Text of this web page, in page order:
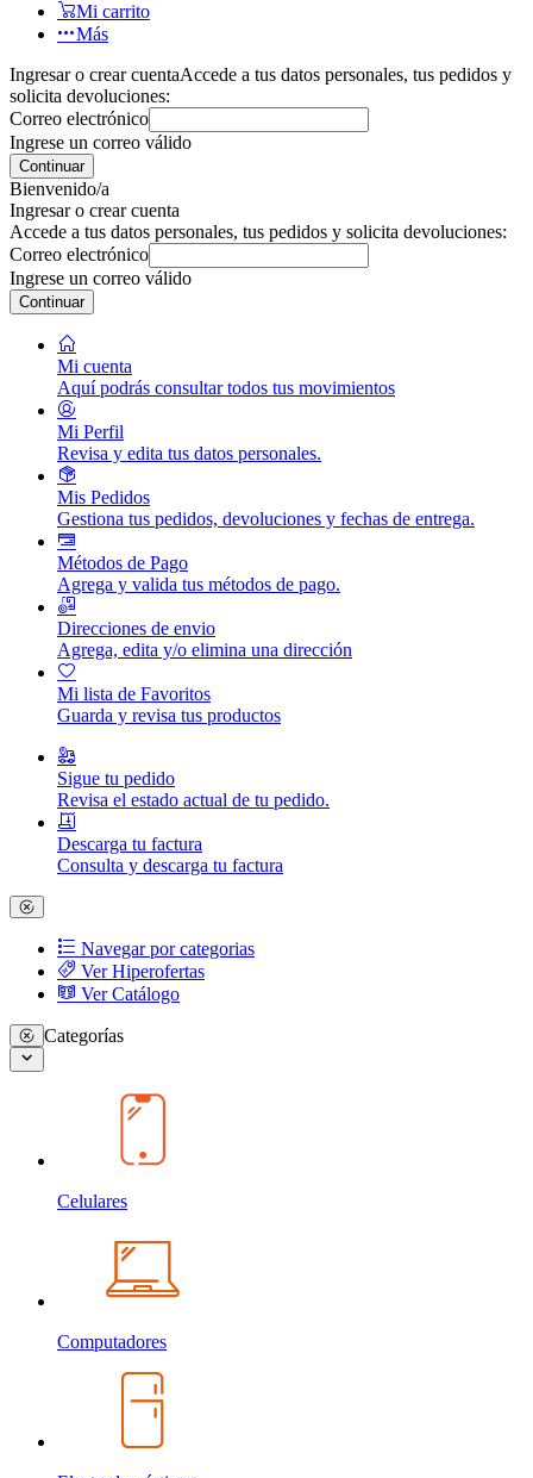
Mi carrito
Más
Ingresar o crear cuentaAccede a tus datos personales, tus pedidos y
solicita devoluciones:
Correo electrónico
Ingrese un correo válido
Continuar
Bienvenido/a
Ingresar o crear cuenta
Accede a tus datos personales, tus pedidos y solicita devoluciones:
Correo electrónico
Ingrese un correo válido
Continuar
Mi cuenta
Aquí podrás consultar todos tus movimientos
Mi Perfil
Revisa y edita tus datos personales.
Mis Pedidos
Gestiona tus pedidos, devoluciones y fechas de entrega.
Métodos de Pago
Agrega y valida tus métodos de pago.
Direcciones de envio
Agrega, edita y/o elimina una dirección
Mi lista de Favoritos
Guarda y revisa tus productos
Sigue tu pedido
Revisa el estado actual de tu pedido.
Descarga tu factura
Consulta y descarga tu factura
Navegar por categorias
Ver Hiperofertas
Ver Catálogo
Categorías
Celulares
Computadores